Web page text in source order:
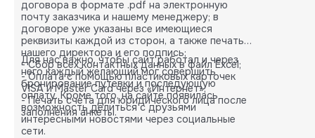
договора в формате .pdf на электронную
почту заказчика и нашему менеджеру; в
договоре уже указаны все имеющиеся
реквизиты каждой из сторон, а также печать
нашего директора и его подпись;
- Сбор всех контактных данных в файл Excel;
- Оплата с помощью пластиковых карточек
VISA и Master Card через «Интернет»;
- Печать счета для юридического лица после
заполнения анкеты.
Для нас важно, чтобы сайт работал и через
него каждый желающий мог совершить
бронирование путевки и последующую
оплату. Кроме того, на сайте появилась
возможность делиться с друзьями
интересными новостями через социальные
сети.